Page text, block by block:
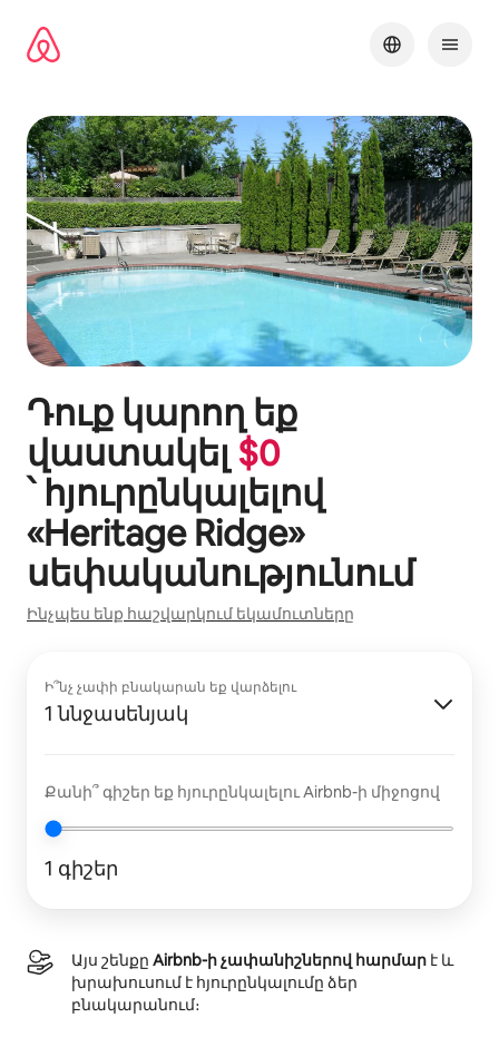
բովանդակությանը
Դուք կարող եք
վաստակել $0
՝ հյուրընկալելով
«Heritage Ridge»
սեփականությունում
Ինչպես ենք հաշվարկում եկամուտները
Ի՞նչ չափի բնակարան եք վարձելու
1 ննջասենյակ
Քանի՞ գիշեր եք հյուրընկալելու Airbnb-ի միջոցով
1 գիշեր
Այս շենքը Airbnb-ի չափանիշներով հարմար է և
խրախուսում է հյուրընկալումը ձեր
բնակարանում։